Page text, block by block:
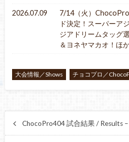
2026.07.09
7/14（火）
ド決定！スーパーア
ジアドリームタッグ
＆ヨネヤマカオ！ほ
大会情報／Shows チョコプロ／
ChocoPro404 試合結果 / Results